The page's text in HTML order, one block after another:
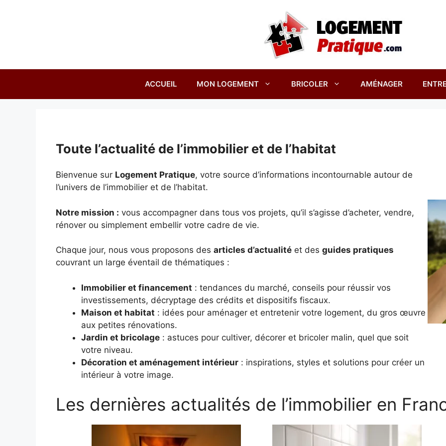
ACCUEIL MON LOGEMENT BRICOLER AMÉNAGER
Toute l’actualité de l’immobilier et de l’habitat
Bienvenue sur Logement Pratique, votre source d’informations incontournable autour de
l’univers de l’immobilier et de l’habitat.
Notre mission : vous accompagner dans tous vos projets, qu’il s’agisse d’acheter, vendre,
rénover ou simplement embellir votre cadre de vie.
Chaque jour, nous vous proposons des articles d’actualité et des guides pratiques
couvrant un large éventail de thématiques :
Immobilier et financement : tendances du marché, conseils pour réussir vos
investissements, décryptage des crédits et dispositifs fiscaux.
Maison et habitat : idées pour aménager et entretenir votre logement, du gros œuvre
aux petites rénovations.
Jardin et bricolage : astuces pour cultiver, décorer et bricoler malin, quel que soit
votre niveau.
Décoration et aménagement intérieur : inspirations, styles et solutions pour créer un
intérieur à votre image.
Les dernières actualités de l’immobilier en